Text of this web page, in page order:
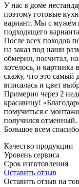
У нас в доме
поэтому готовые
вариант. Мы с мужем
подходящего
После всех походов
на заказ под наши
обмерил, посчитал,
хотелось, и картинка
скажу, что это самый
вписалась и цвет
Примерно через 2
красавицу!
помучиться с
получился отменный.
Большое всем
Качество продукции
Уровень сервиса
Срок изготовления
Оставить отзыв
Оставить отзыв на